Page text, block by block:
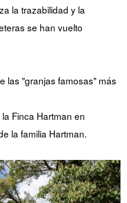
la trazabilidad y la
se han vuelto
las "granjas famosas" más
Finca Hartman en
la familia Hartman.